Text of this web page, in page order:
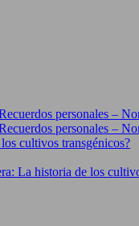
personales –
personales –
cultivos transgénicos?
La historia de los